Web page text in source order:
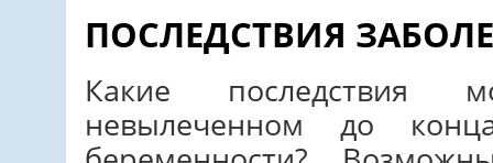
ПОСЛЕДСТВИЯ
Какие последствия
невылеченном до